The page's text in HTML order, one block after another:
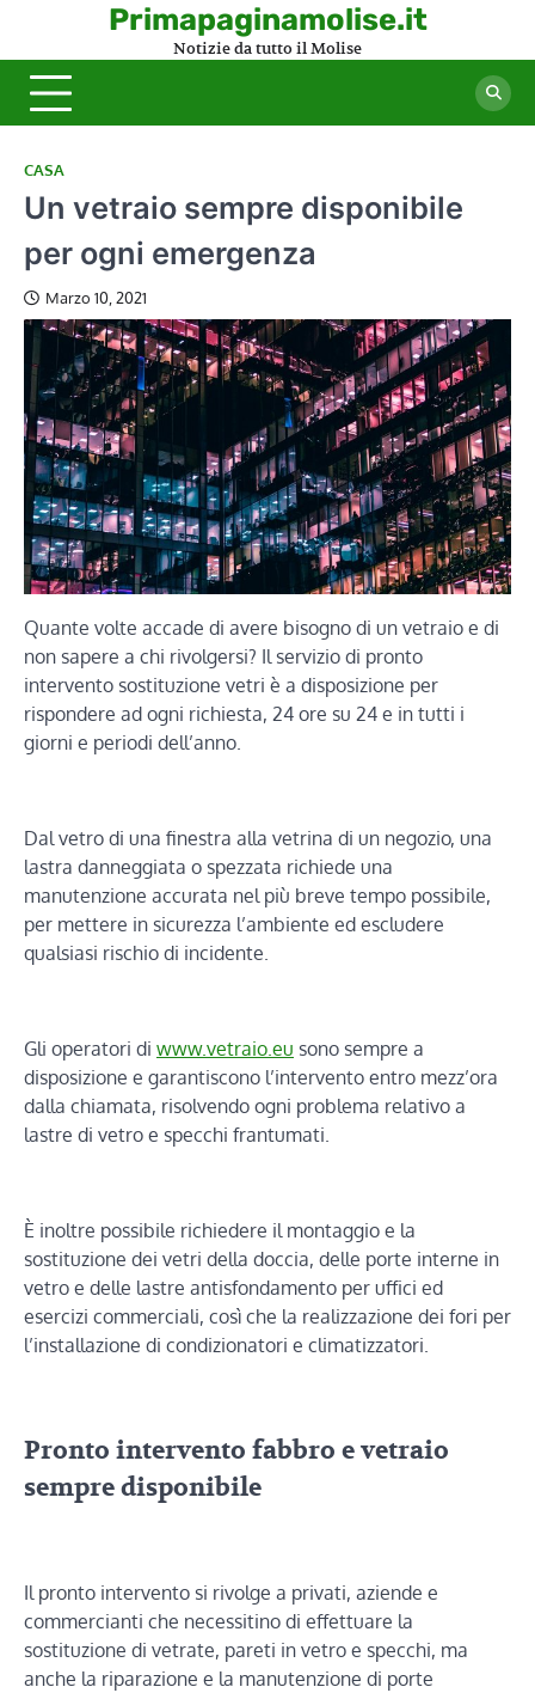
content
Primapaginamolise.it
Notizie da tutto il Molise
CASA
Un vetraio sempre disponibile
per ogni emergenza
Marzo 10, 2021
Quante volte accade di avere bisogno di un vetraio e di
non sapere a chi rivolgersi? Il servizio di pronto
intervento sostituzione vetri è a disposizione per
rispondere ad ogni richiesta, 24 ore su 24 e in tutti i
giorni e periodi dell’anno.
Dal vetro di una finestra alla vetrina di un negozio, una
lastra danneggiata o spezzata richiede una
manutenzione accurata nel più breve tempo possibile,
per mettere in sicurezza l’ambiente ed escludere
qualsiasi rischio di incidente.
Gli operatori di www.vetraio.eu sono sempre a
disposizione e garantiscono l’intervento entro mezz’ora
dalla chiamata, risolvendo ogni problema relativo a
lastre di vetro e specchi frantumati.
È inoltre possibile richiedere il montaggio e la
sostituzione dei vetri della doccia, delle porte interne in
vetro e delle lastre antisfondamento per uffici ed
esercizi commerciali, così che la realizzazione dei fori per
l’installazione di condizionatori e climatizzatori.
Pronto intervento fabbro e vetraio
sempre disponibile
Il pronto intervento si rivolge a privati, aziende e
commercianti che necessitino di effettuare la
sostituzione di vetrate, pareti in vetro e specchi, ma
anche la riparazione e la manutenzione di porte